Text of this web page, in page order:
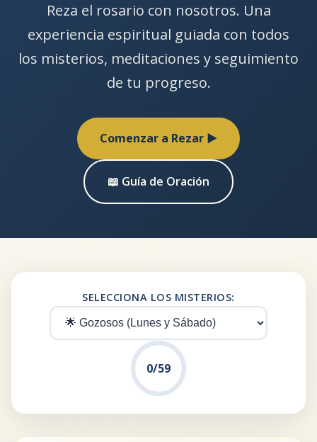
Reza el rosario con nosotros. Una
experiencia espiritual guiada con todos
los misterios, meditaciones y seguimiento
de tu progreso.
Comenzar a Rezar ▶
📖 Guía de Oración
SELECCIONA LOS MISTERIOS:
0/59